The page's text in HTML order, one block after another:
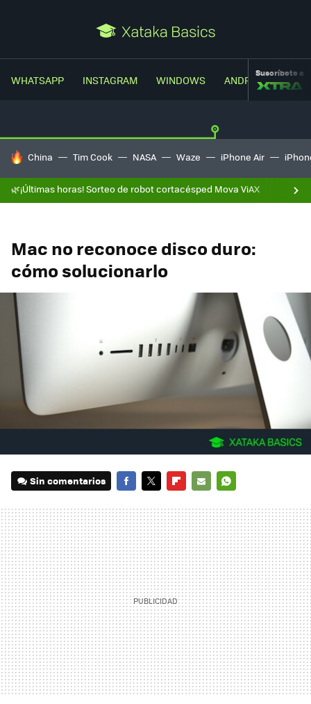
WHATSAPP INSTAGRAM WINDOWS ANDROIDSuscríbete a
HOY SE HABLA DE
China Tim Cook NASA Waze iPhone Air
🌿¡Últimas horas! Sorteo de robot cortacésped Mova ViAX
Mac no reconoce disco duro:
cómo solucionarlo
Sin comentarios
MAIL